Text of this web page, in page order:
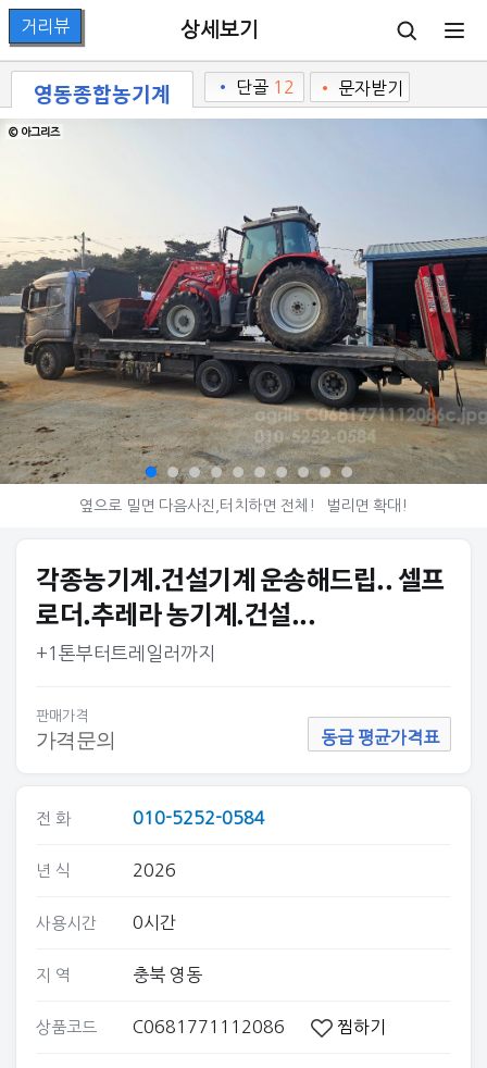
상세보기
영동종합농기계 • 단골 12 • 문자받기
© 아그리즈
옆으로 밀면 다음사진,터치하면 전체! 벌리면 확대!
각종농기계.건설기계 운송해드립.. 셀프
로더.추레라 농기계.건설...
+1톤부터트레일러까지
판매가격
가격문의 동급 평균가격표
전 화 010-5252-0584
년 식 2026
사용시간 0시간
지 역 충북 영동
상품코드 C0681771112086 찜하기